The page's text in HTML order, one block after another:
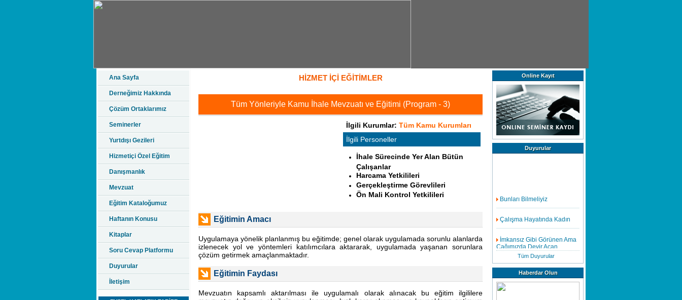
Ana Sayfa
Derneğimiz Hakkında
Çözüm Ortaklarımız
Seminerler
Yurtdışı Gezileri
Hizmetiçi Özel Eğitim
Danışmanlık
Mevzuat
Eğitim Kataloğumuz
Haftanın Konusu
Kitaplar
Soru Cevap Platformu
Duyurular
İletişim
HİZMET İÇİ EĞİTİMLER
Tüm Yönleriyle Kamu İhale Mevzuatı ve Eğitimi (Program - 3)
İlgili Kurumlar: Tüm Kamu Kurumları
İlgili Personeller
İhale Sürecinde Yer Alan Bütün
Çalışanlar
Harcama Yetkilileri
Gerçekleştirme Görevlileri
Ön Mali Kontrol Yetkilileri
Eğitimin Amacı
Uygulamaya yönelik planlanmış bu eğitimde; genel olarak uygulamada sorunlu alanlarda
izlenecek yol ve yöntemleri katılımcılara aktararak, uygulamada yaşanan sorunlara
çözüm getirmek amaçlanmaktadır.
Eğitimin Faydası
Mevzuatın kapsamlı aktarılması ile uygulamalı olarak alınacak bu eğitim ilgililere
Online Kayıt
Duyurular
İmkansız Gibi Görünen Ama
Çağımızda Devir Açan
Buluşlar
Mükemmelliğin
Modellenmesi
Tüm Duyurular
Haberdar Olun